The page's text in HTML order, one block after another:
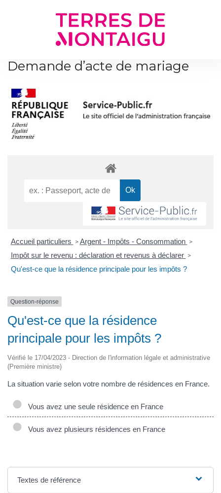
Demande d’acte de mariage
Accueil particuliers > Argent - Impôts - Consommation >
Impôt sur le revenu : déclaration et revenus à déclarer >
Qu'est-ce que la résidence principale pour les impôts ?
Question-réponse
Qu'est-ce que la résidence
principale pour les impôts ?
Vérifié le 17/04/2023 - Direction de l'information légale et administrative
(Première ministre)
La situation varie selon votre nombre de résidences en France.
Vous avez une seule résidence en France
Vous avez plusieurs résidences en France
Textes de référence